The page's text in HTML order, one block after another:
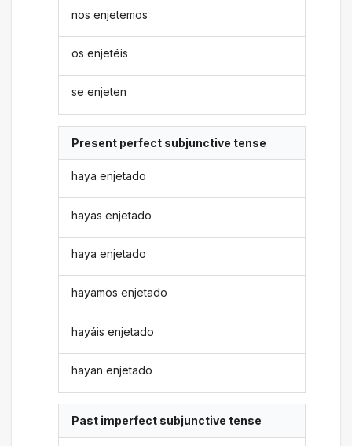
nos enjetemos
os enjetéis
se enjeten
Present perfect subjunctive tense
haya enjetado
hayas enjetado
haya enjetado
hayamos enjetado
hayáis enjetado
hayan enjetado
Past imperfect subjunctive tense